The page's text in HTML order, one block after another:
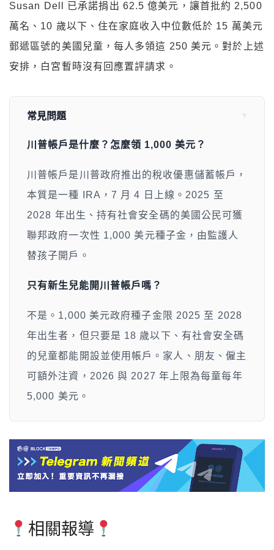
Susan Dell 已承諾捐出 62.5 億美元，讓首批約 2,500
萬名、10 歲以下、住在家庭收入中位數低於 15 萬美元
郵遞區號的美國兒童，每人多領這 250 美元。對於上述
安排，白宮暫時沒有回應置評請求。
常見問題
川普帳戶是什麼？怎麼領 1,000 美元？
川普帳戶是川普政府推出的稅收優惠儲蓄帳戶，
本質是一種 IRA，7 月 4 日上線。2025 至
2028 年出生、持有社會安全碼的美國公民可獲
聯邦政府一次性 1,000 美元種子金，由監護人
替孩子開戶。
只有新生兒能開川普帳戶嗎？
不是。1,000 美元政府種子金限 2025 至 2028
年出生者，但只要是 18 歲以下、有社會安全碼
的兒童都能開設並使用帳戶。家人、朋友、僱主
可額外注資，2026 與 2027 年上限為每童每年
5,000 美元。
相關報導